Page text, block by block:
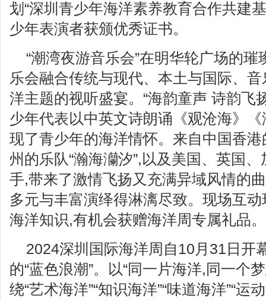
划“深圳青少年海洋素养教育合作共建
少年表演者获颁优秀证书。
“潮湾夜游音乐会”在明华轮广场的
乐会融合传统与现代、本土与国际、
洋主题的视听盛宴。“海韵童声 诗韵飞
少年代表以中英文诗朗诵《观沧海》
现了青少年的海洋情怀。来自中国香港
州的乐队“瀚海灡汐”,以及美国、英国
手,带来了激情飞扬又充满异域风情的
多元与丰富演绎得淋漓尽致。现场互
海洋知识,有机会获赠海洋周专属礼品。
2024深圳国际海洋周自10月31日开
的“蓝色浪潮”。以“同一片海洋,同一个
绕“艺术海洋”“知识海洋”“味道海洋”“运